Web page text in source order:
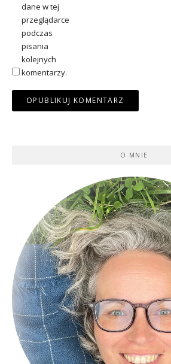
dane w tej
przeglądarce
podczas
pisania
kolejnych
komentarzy.
O MNIE